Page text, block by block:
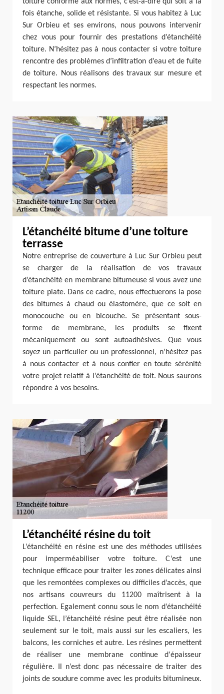
fois étanche, solide et résistante. Si vous habitez à Luc
Sur Orbieu et ses environs, nous pouvons intervenir
chez vous pour fournir des prestations d’étanchéité
toiture. N’hésitez pas à nous contacter si votre toiture
rencontre des problèmes d’infiltration d’eau et de fuite
de toiture. Nous réalisons des travaux sur mesure et
respectant les normes.
L’étanchéité bitume d’une toiture
terrasse
Notre entreprise de couverture à Luc Sur Orbieu peut
se charger de la réalisation de vos travaux
d’étanchéité en membrane bitumeuse si vous avez une
toiture plate. Dans ce cadre, nous effectuerons la pose
des bitumes à chaud ou élastomère, que ce soit en
monocouche ou en bicouche. Se présentant sous-
forme de membrane, les produits se fixent
mécaniquement ou sont autoadhésives. Que vous
soyez un particulier ou un professionnel, n’hésitez pas
à nous contacter et à nous confier en toute sérénité
votre projet relatif à l’étanchéité de toit. Nous saurons
répondre à vos besoins.
L’étanchéité résine du toit
L’étanchéité en résine est une des méthodes utilisées
pour imperméabiliser votre toiture. C’est une
technique efficace pour traiter les zones délicates ainsi
que les remontées complexes ou difficiles d’accès, que
nos artisans couvreurs du 11200 maîtrisent à la
perfection. Egalement connu sous le nom d’étanchéité
liquide SEL, l’étanchéité résine peut être réalisée non
seulement sur le toit, mais aussi sur les escaliers, les
balcons, les corniches et autre. Les résines permettent
de réaliser une membrane continue d'épaisseur
régulière. Il n’est donc pas nécessaire de traiter des
joints de soudure comme avec les produits bitumineux.